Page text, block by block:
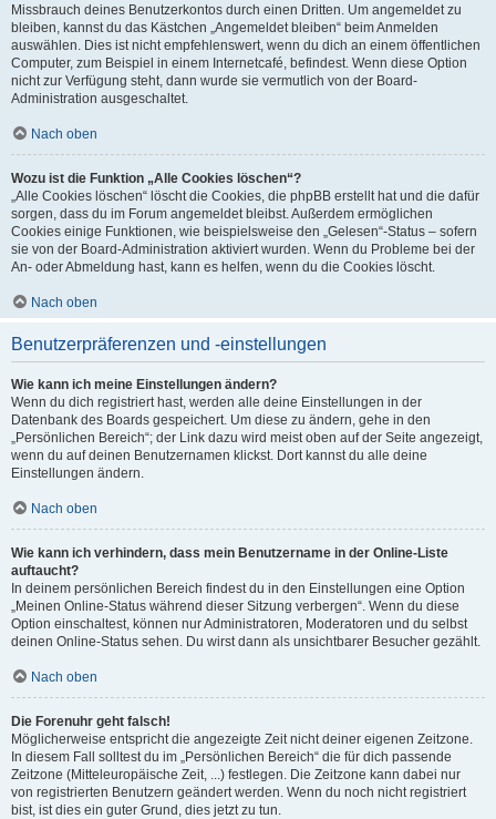
Missbrauch deines Benutzerkontos durch einen Dritten. Um angemeldet zu
bleiben, kannst du das Kästchen „Angemeldet bleiben“ beim Anmelden
auswählen. Dies ist nicht empfehlenswert, wenn du dich an einem öffentlichen
Computer, zum Beispiel in einem Internetcafé, befindest. Wenn diese Option
nicht zur Verfügung steht, dann wurde sie vermutlich von der Board-
Administration ausgeschaltet.
Nach oben
Wozu ist die Funktion „Alle Cookies löschen“?
„Alle Cookies löschen“ löscht die Cookies, die phpBB erstellt hat und die dafür
sorgen, dass du im Forum angemeldet bleibst. Außerdem ermöglichen
Cookies einige Funktionen, wie beispielsweise den „Gelesen“-Status – sofern
sie von der Board-Administration aktiviert wurden. Wenn du Probleme bei der
An- oder Abmeldung hast, kann es helfen, wenn du die Cookies löscht.
Nach oben
Benutzerpräferenzen und -einstellungen
Wie kann ich meine Einstellungen ändern?
Wenn du dich registriert hast, werden alle deine Einstellungen in der
Datenbank des Boards gespeichert. Um diese zu ändern, gehe in den
„Persönlichen Bereich“; der Link dazu wird meist oben auf der Seite angezeigt,
wenn du auf deinen Benutzernamen klickst. Dort kannst du alle deine
Einstellungen ändern.
Nach oben
Wie kann ich verhindern, dass mein Benutzername in der Online-Liste
auftaucht?
In deinem persönlichen Bereich findest du in den Einstellungen eine Option
„Meinen Online-Status während dieser Sitzung verbergen“. Wenn du diese
Option einschaltest, können nur Administratoren, Moderatoren und du selbst
deinen Online-Status sehen. Du wirst dann als unsichtbarer Besucher gezählt.
Nach oben
Die Forenuhr geht falsch!
Möglicherweise entspricht die angezeigte Zeit nicht deiner eigenen Zeitzone.
In diesem Fall solltest du im „Persönlichen Bereich“ die für dich passende
Zeitzone (Mitteleuropäische Zeit, ...) festlegen. Die Zeitzone kann dabei nur
von registrierten Benutzern geändert werden. Wenn du noch nicht registriert
bist, ist dies ein guter Grund, dies jetzt zu tun.